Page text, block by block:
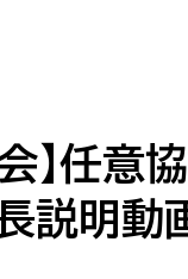
福祉・健康
】任意
説明動画